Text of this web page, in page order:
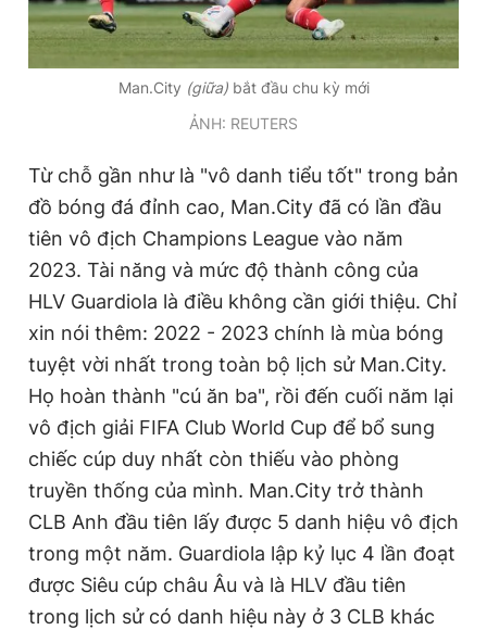
Man.City (giữa)bắt đầu chu kỳ mới
ẢNH: REUTERS
Từ chỗ gần như là "vô danh tiểu tốt" trong bản
đồ bóng đá đỉnh cao, Man.City đã có lần đầu
tiên vô địch Champions League vào năm
2023. Tài năng và mức độ thành công của
HLV Guardiola là điều không cần giới thiệu. Chỉ
xin nói thêm: 2022 - 2023 chính là mùa bóng
tuyệt vời nhất trong toàn bộ lịch sử Man.City.
Họ hoàn thành "cú ăn ba", rồi đến cuối năm lại
vô địch giải FIFA Club World Cup để bổ sung
chiếc cúp duy nhất còn thiếu vào phòng
truyền thống của mình. Man.City trở thành
CLB Anh đầu tiên lấy được 5 danh hiệu vô địch
trong một năm. Guardiola lập kỷ lục 4 lần đoạt
được Siêu cúp châu Âu và là HLV đầu tiên
trong lịch sử có danh hiệu này ở 3 CLB khác